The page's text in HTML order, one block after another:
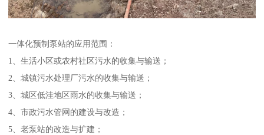
一体化预制泵站的应用范围：
1、生活小区或农村社区污水的收集与输送；
2、城镇污水处理厂污水的收集与输送；
3、城区低洼地区雨水的收集与输送；
4、市政污水管网的建设与改造；
5、老泵站的改造与扩建；